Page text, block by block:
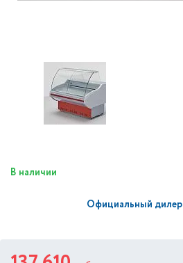
В наличии
Официальный дилер